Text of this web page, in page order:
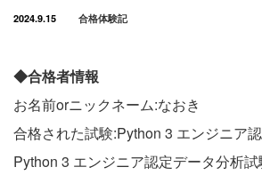
2024.9.15 合格体験記
◆合格者情報
お名前orニックネーム:なおき
合格された試験:Python 3 エンジニア認
Python 3 エンジニア認定データ分析試